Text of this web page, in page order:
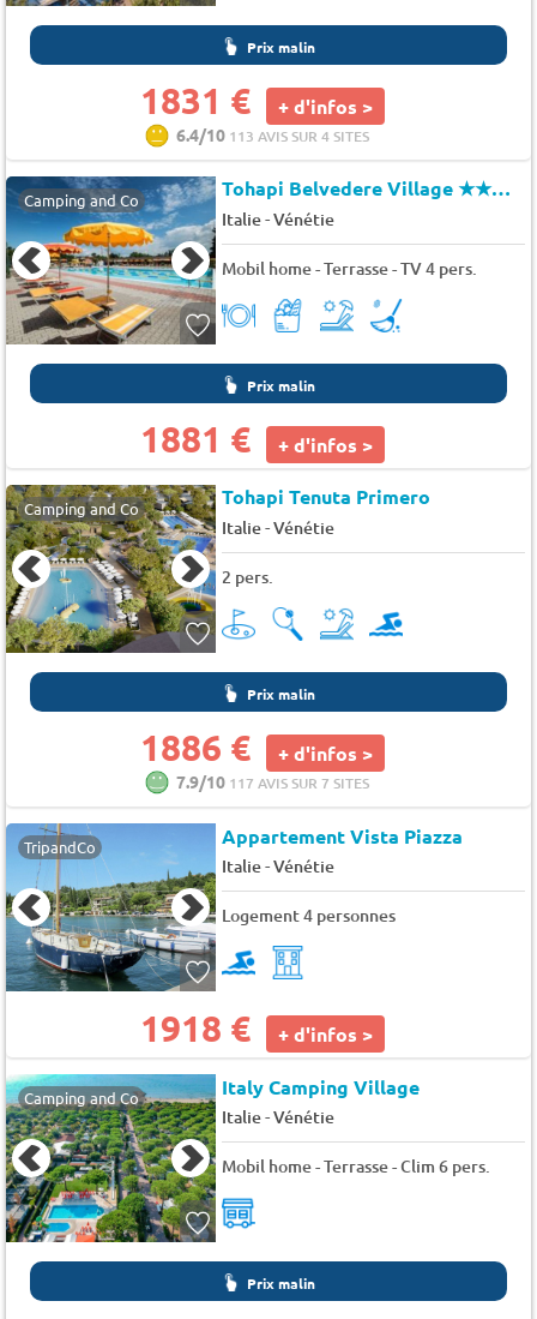
Prix malin
1831 € + d'infos >
6.4/10 113 AVIS SUR 4 SITES
Camping and Co Tohapi Belvedere Village★★★★
Italie-Vénétie
Mobil home - Terrasse - TV 4 pers.
Prix malin
1881 € + d'infos >
Camping and Co Tohapi Tenuta Primero
Italie-Vénétie
2 pers.
Prix malin
1886 € + d'infos >
7.9/10 117 AVIS SUR 7 SITES
TripandCo Appartement Vista Piazza
Italie-Vénétie
Logement 4 personnes
1918 € + d'infos >
Camping and Co Italy Camping Village
Italie-Vénétie
Mobil home - Terrasse - Clim 6 pers.
Prix malin